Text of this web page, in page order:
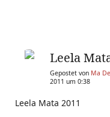
Leela
Gepostet von Ma
2011 um 0:38
Leela Mata 2011